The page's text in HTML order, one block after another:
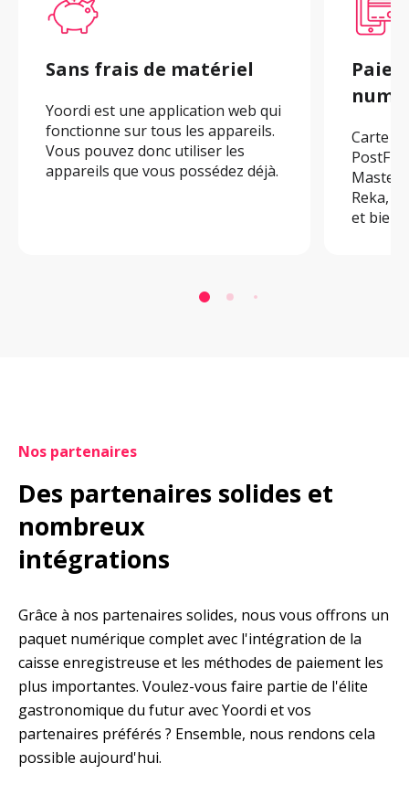
Sans frais de matériel
Yoordi est une application web qui
fonctionne sur tous les appareils.
Vous pouvez donc utiliser les
appareils que vous possédez déjà.
Carte
Reka,
et bien
Nos partenaires
Des partenaires solides et
nombreux
intégrations
Grâce à nos partenaires solides, nous vous offrons un
paquet numérique complet avec l'intégration de la
caisse enregistreuse et les méthodes de paiement les
plus importantes. Voulez-vous faire partie de l'élite
gastronomique du futur avec Yoordi et vos
partenaires préférés ? Ensemble, nous rendons cela
possible aujourd'hui.